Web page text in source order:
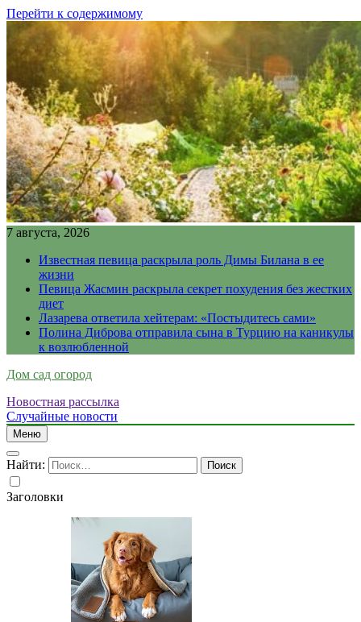
Перейти к содержимому
7 августа, 2026
Известная певица раскрыла роль Димы Билана в ее
жизни
Певица Жасмин раскрыла секрет похудения без жестких
диет
Лазарева ответила хейтерам: «Постыдитесь сами»
Полина Диброва отправила сына в Турцию на каникулы
к возлюбленной
Дом сад огород
Новостная рассылка
Случайные новости
Меню
Найти:
Заголовки